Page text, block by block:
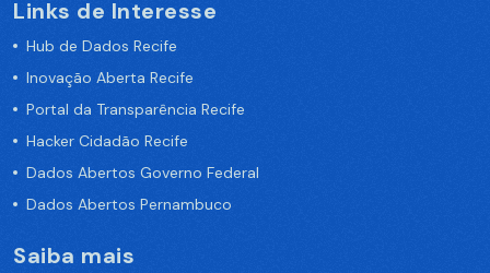
Links de Interesse
Hub de Dados Recife
Inovação Aberta Recife
Portal da Transparência Recife
Hacker Cidadão Recife
Dados Abertos Governo Federal
Dados Abertos Pernambuco
Saiba mais